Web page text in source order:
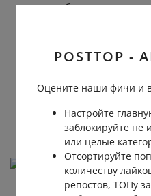
собаками
СЛУЧАЙНО, везде
обратится? Либо
очередной
ещё законы созрели
видео будут
1 год назад 0
Анастасия
Что вообще делала
POSTTOP -
Оцените наши фичи и
Настройте
заблокируйте не
или целые
Отсортируйте
количеству
репостов, ТОПу